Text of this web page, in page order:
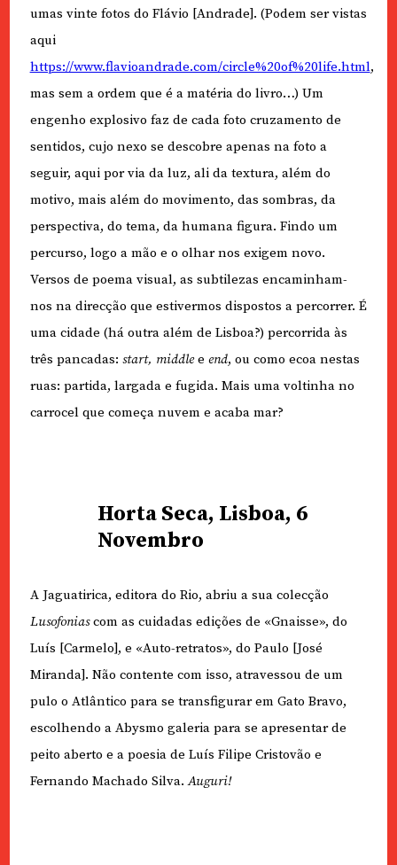
umas vinte fotos do Flávio [Andrade]. (Podem ser vistas
aqui
https://www.flavioandrade.com/circle%20of%20life.html,
mas sem a ordem que é a matéria do livro…) Um
engenho explosivo faz de cada foto cruzamento de
sentidos, cujo nexo se descobre apenas na foto a
seguir, aqui por via da luz, ali da textura, além do
motivo, mais além do movimento, das sombras, da
perspectiva, do tema, da humana figura. Findo um
percurso, logo a mão e o olhar nos exigem novo.
Versos de poema visual, as subtilezas encaminham-
nos na direcção que estivermos dispostos a percorrer. É
uma cidade (há outra além de Lisboa?) percorrida às
três pancadas: start, middlee end, ou como ecoa nestas
ruas: partida, largada e fugida. Mais uma voltinha no
carrocel que começa nuvem e acaba mar?
Horta Seca, Lisboa, 6
Novembro
A Jaguatirica, editora do Rio, abriu a sua colecção
Lusofoniascom as cuidadas edições de «Gnaisse», do
Luís [Carmelo], e «Auto-retratos», do Paulo [José
Miranda]. Não contente com isso, atravessou de um
pulo o Atlântico para se transfigurar em Gato Bravo,
escolhendo a Abysmo galeria para se apresentar de
peito aberto e a poesia de Luís Filipe Cristovão e
Fernando Machado Silva.Auguri!